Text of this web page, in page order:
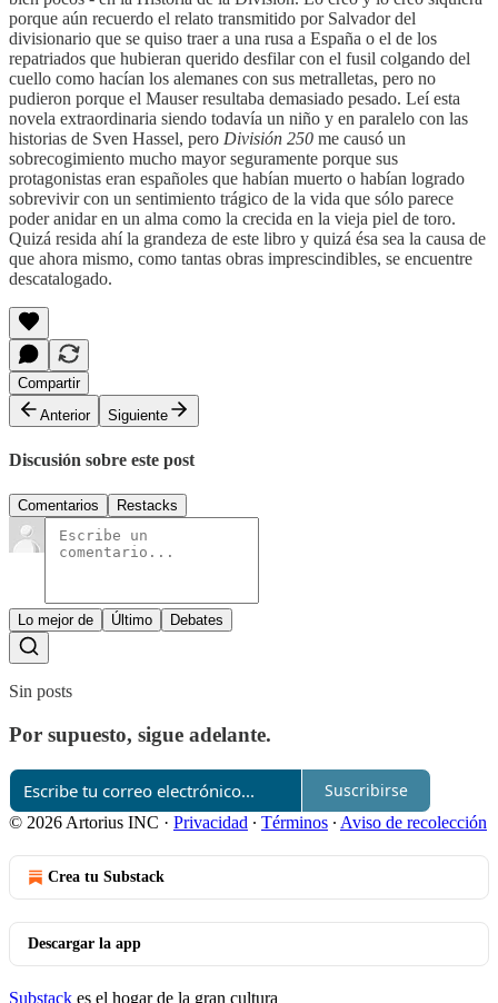
porque aún recuerdo el relato transmitido por Salvador del
divisionario que se quiso traer a una rusa a España o el de los
repatriados que hubieran querido desfilar con el fusil colgando del
cuello como hacían los alemanes con sus metralletas, pero no
pudieron porque el Mauser resultaba demasiado pesado. Leí esta
novela extraordinaria siendo todavía un niño y en paralelo con las
historias de Sven Hassel, pero División 250 me causó un
sobrecogimiento mucho mayor seguramente porque sus
protagonistas eran españoles que habían muerto o habían logrado
sobrevivir con un sentimiento trágico de la vida que sólo parece
poder anidar en un alma como la crecida en la vieja piel de toro.
Quizá resida ahí la grandeza de este libro y quizá ésa sea la causa de
que ahora mismo, como tantas obras imprescindibles, se encuentre
descatalogado.
Compartir
Anterior
Siguiente
Discusión sobre este post
Comentarios Restacks
Lo mejor de Último Debates
Sin posts
Por supuesto, sigue adelante.
Suscribirse
© 2026 Artorius INC · Privacidad ∙ Términos ∙ Aviso de recolección
Crea tu Substack
Descargar la app
Substack es el hogar de la gran cultura